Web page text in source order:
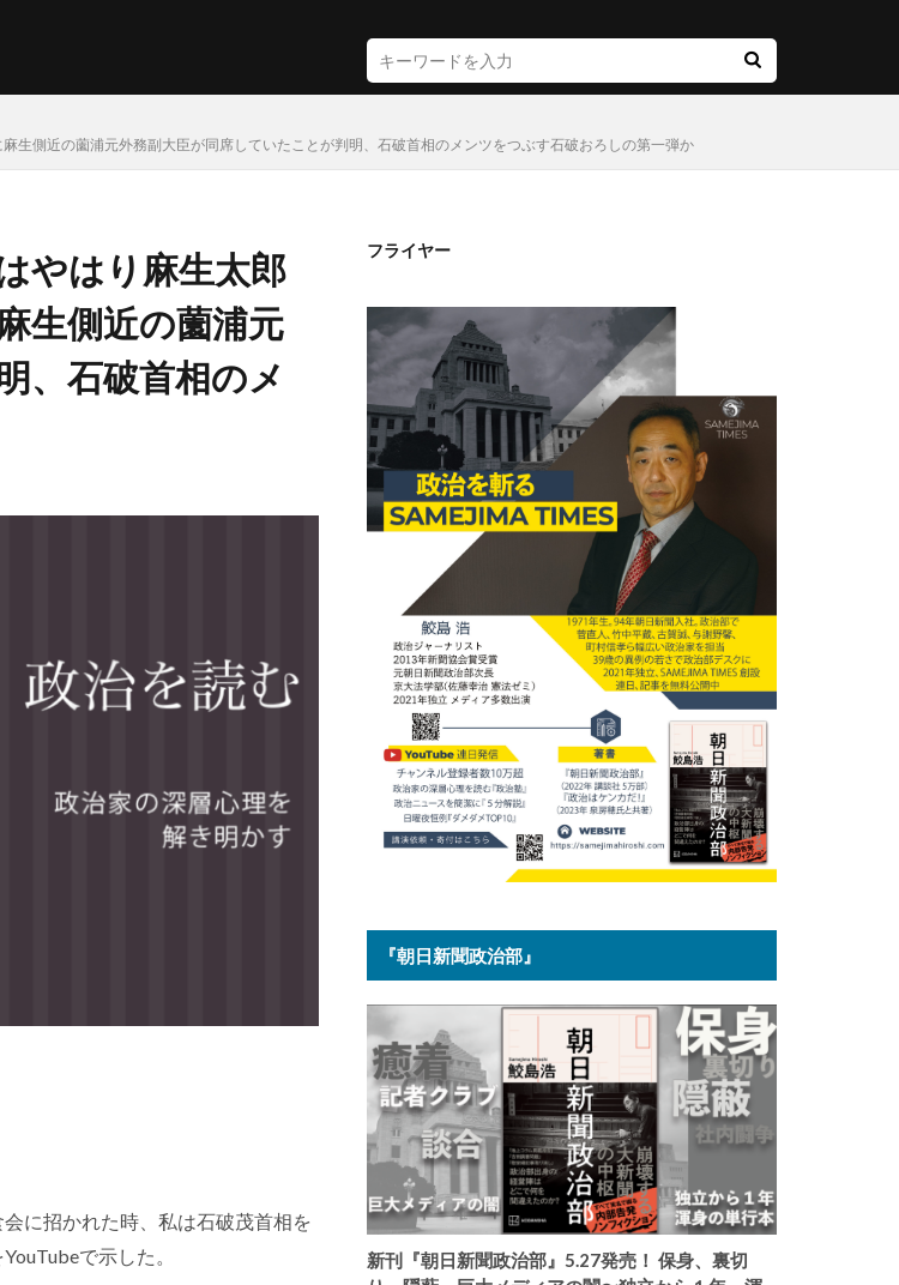
生側近の薗浦元外務副大臣が同席していたことが判明、石破首相のメンツをつぶす石破おろしの第一弾か
やはり麻生太郎
生側近の薗浦元
、石破首相のメ
に招かれた時、私は石破茂首相を
で示した。
フライヤー
『朝日新聞政治部』
新刊『朝日新聞政治部』5.27発売！ 保身、裏切